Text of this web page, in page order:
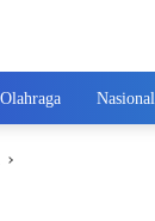
Olahraga Nasional